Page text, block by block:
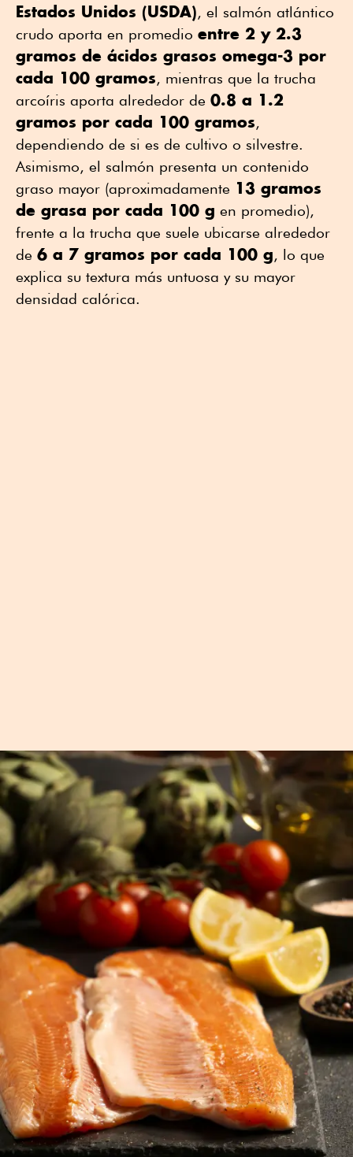
Estados Unidos (USDA), el salmón atlántico
crudo aporta en promedio entre 2 y 2.3
gramos de ácidos grasos omega-3 por
cada 100 gramos, mientras que la trucha
arcoíris aporta alrededor de 0.8 a 1.2
gramos por cada 100 gramos,
dependiendo de si es de cultivo o silvestre.
Asimismo, el salmón presenta un contenido
graso mayor (aproximadamente 13 gramos
de grasa por cada 100 g en promedio),
frente a la trucha que suele ubicarse alrededor
de 6 a 7 gramos por cada 100 g, lo que
explica su textura más untuosa y su mayor
densidad calórica.